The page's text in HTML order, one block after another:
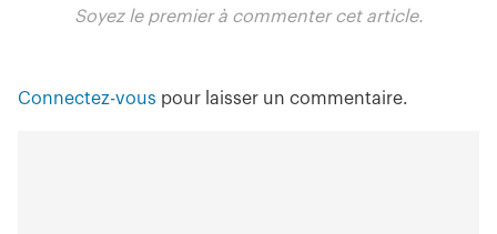
Soyez le premier à commenter cet article.
Connectez-vous pour laisser un commentaire.